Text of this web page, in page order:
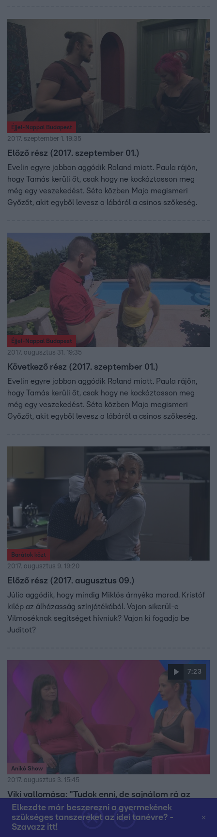
Elkezdte már beszerezni a gyermekének
szükséges tanszereket az idei tanévre? -
Szavazz itt!
Éjjel-Nappal Budapest
2017. szeptember 1. 19:35
Előző rész (2017. szeptember 01.)
Evelin egyre jobban aggódik Roland miatt. Paula rájön,
hogy Tamás kerüli őt, csak hogy ne kockáztasson meg
még egy veszekedést. Séta közben Maja megismeri
Győzőt, akit egyből levesz a lábáról a csinos szőkeség.
Éjjel-Nappal Budapest
2017. augusztus 31. 19:35
Következő rész (2017. szeptember 01.)
Evelin egyre jobban aggódik Roland miatt. Paula rájön,
hogy Tamás kerüli őt, csak hogy ne kockáztasson meg
még egy veszekedést. Séta közben Maja megismeri
Győzőt, akit egyből levesz a lábáról a csinos szőkeség.
Barátok közt
2017. augusztus 9. 19:20
Előző rész (2017. augusztus 09.)
Júlia aggódik, hogy mindig Miklós árnyéka marad. Kristóf
kilép az álházasság színjátékából. Vajon sikerül-e
Vilmoséknak segítséget hívniuk? Vajon ki fogadja be
Juditot?
7:23
Anikó Show
2017. augusztus 3. 15:45
Viki vallomása: "Tudok enni, de sajnálom rá az
időt..."
Viktória nagyon aggódik a lányáért, ugyanis Viki 158 cm,
mindössze 38 kilót nyom. A lány fél évvel ezelőtt szült,